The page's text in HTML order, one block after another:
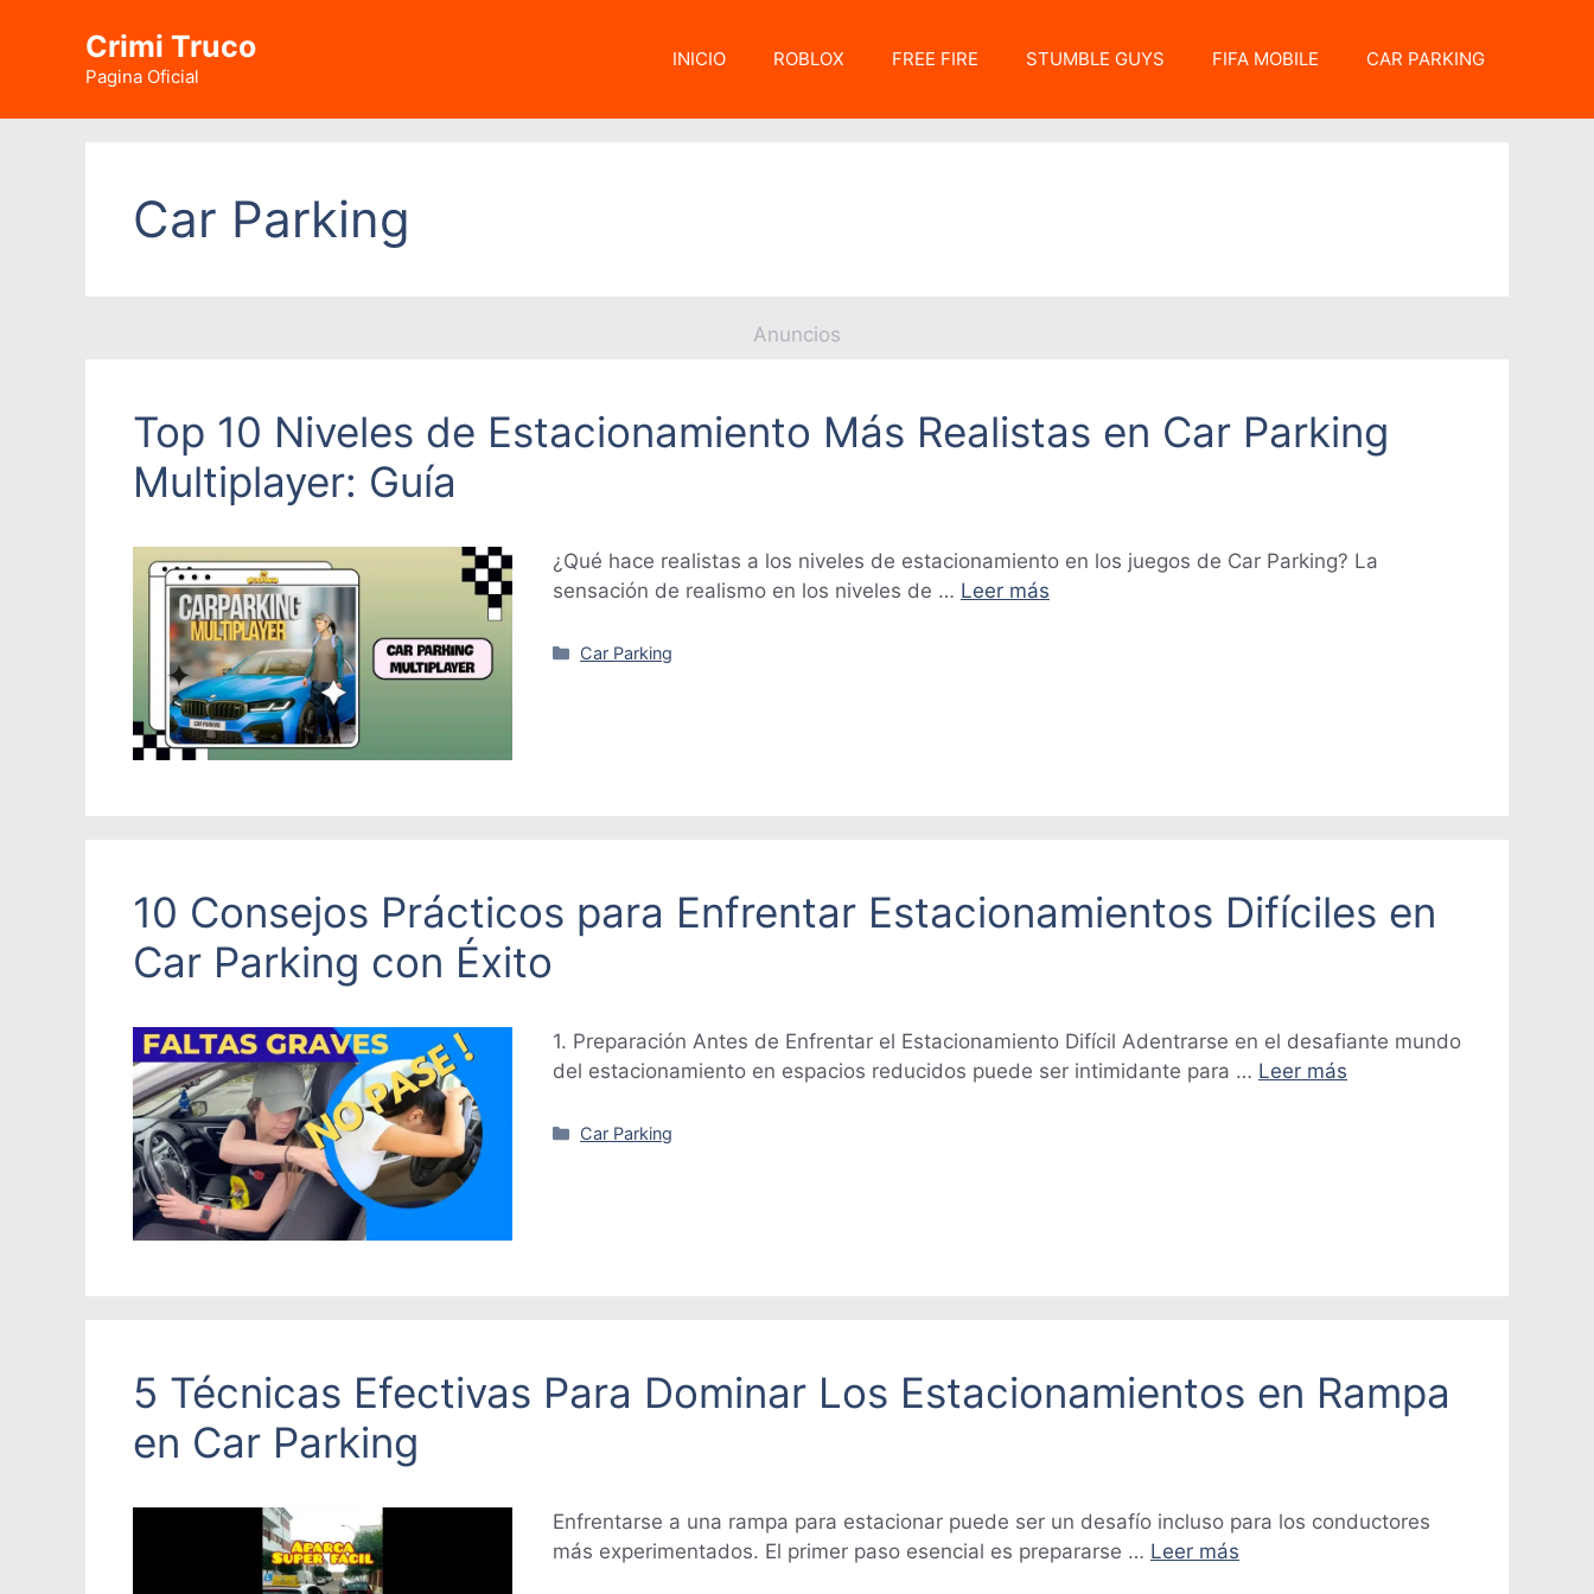
contenido
Crimi Truco
Pagina Oficial
INICIO ROBLOX FREE FIRE STUMBLE GUYS FIFA MOBILE CAR PARKING
Car Parking
Anuncios
Top 10 Niveles de Estacionamiento Más Realistas en Car Parking
Multiplayer: Guía
¿Qué hace realistas a los niveles de estacionamiento en los juegos de Car Parking? La
sensación de realismo en los niveles de … Leer más
Categorías
Car Parking
10 Consejos Prácticos para Enfrentar Estacionamientos Difíciles en
Car Parking con Éxito
1. Preparación Antes de Enfrentar el Estacionamiento Difícil Adentrarse en el desafiante mundo
del estacionamiento en espacios reducidos puede ser intimidante para … Leer más
Categorías
Car Parking
5 Técnicas Efectivas Para Dominar Los Estacionamientos en Rampa
en Car Parking
Enfrentarse a una rampa para estacionar puede ser un desafío incluso para los conductores
más experimentados. El primer paso esencial es prepararse … Leer más